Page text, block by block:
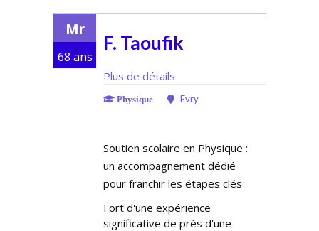
Mr
68 ans
F. Taoufik
Plus de détails
Physique Evry
Soutien scolaire en Physique :
un accompagnement dédié
pour franchir les étapes clés
Fort d'une expérience
significative de près d'une